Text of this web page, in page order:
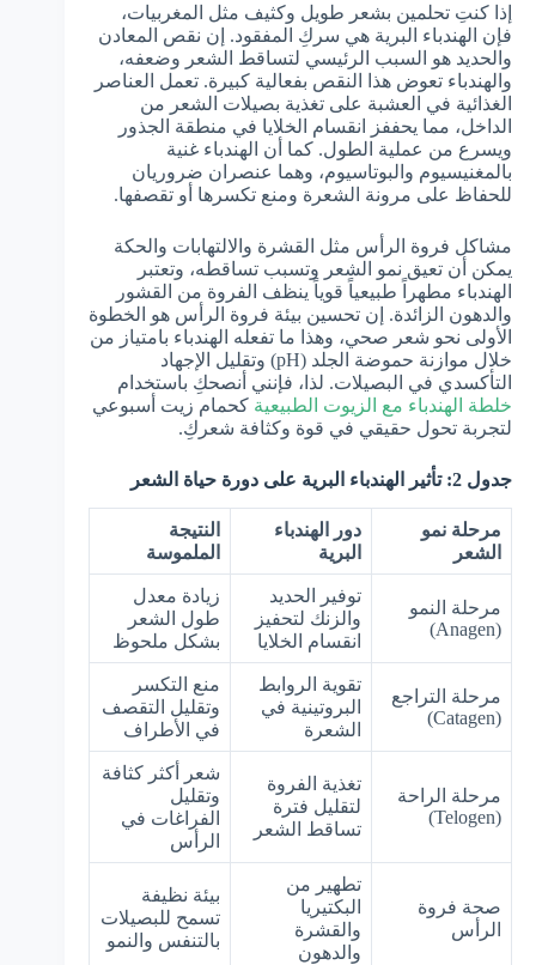
إذا كنتِ تحلمين بشعر طويل وكثيف مثل المغربيات،
فإن الهندباء البرية هي سركِ المفقود. إن نقص المعادن
والحديد هو السبب الرئيسي لتساقط الشعر وضعفه،
والهندباء تعوض هذا النقص بفعالية كبيرة. تعمل العناصر
الغذائية في العشبة على تغذية بصيلات الشعر من
الداخل، مما يحففز انقسام الخلايا في منطقة الجذور
ويسرع من عملية الطول. كما أن الهندباء غنية
بالمغنيسيوم والبوتاسيوم، وهما عنصران ضروريان
للحفاظ على مرونة الشعرة ومنع تكسرها أو تقصفها.
مشاكل فروة الرأس مثل القشرة والالتهابات والحكة
يمكن أن تعيق نمو الشعر وتسبب تساقطه، وتعتبر
الهندباء مطهراً طبيعياً قوياً ينظف الفروة من القشور
والدهون الزائدة. إن تحسين بيئة فروة الرأس هو الخطوة
الأولى نحو شعر صحي، وهذا ما تفعله الهندباء بامتياز من
خلال موازنة حموضة الجلد (pH) وتقليل الإجهاد
التأكسدي في البصيلات. لذا، فإنني أنصحكِ باستخدام
خلطة الهندباء مع الزيوت الطبيعية كحمام زيت أسبوعي
لتجربة تحول حقيقي في قوة وكثافة شعركِ.
جدول 2: تأثير الهندباء البرية على دورة حياة الشعر
مرحلة نمو
الشعر
دور الهندباء
البرية
النتيجة
الملموسة
مرحلة النمو
(Anagen)
توفير الحديد
والزنك لتحفيز
انقسام الخلايا
زيادة معدل
طول الشعر
بشكل ملحوظ
مرحلة التراجع
(Catagen)
تقوية الروابط
البروتينية في
الشعرة
منع التكسر
وتقليل التقصف
في الأطراف
مرحلة الراحة
(Telogen)
تغذية الفروة
لتقليل فترة
تساقط الشعر
شعر أكثر كثافة
وتقليل
الفراغات في
الرأس
صحة فروة
الرأس
تطهير من
البكتيريا
والقشرة
والدهون
بيئة نظيفة
تسمح للبصيلات
بالتنفس والنمو